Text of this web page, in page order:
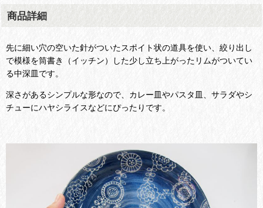
商品詳細
先に細い穴の空いた針がついたスポイト状の道具を使い、絞り出し
で模様を筒書き（イッチン）した少し立ち上がったリムがついてい
る中深皿です。
深さがあるシンプルな形なので、カレー皿やパスタ皿、サラダやシ
チューにハヤシライスなどにぴったりです。